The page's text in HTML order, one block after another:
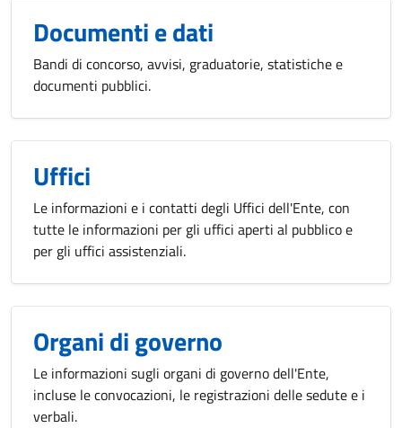
Documenti e dati
Bandi di concorso, avvisi, graduatorie, statistiche e
documenti pubblici.
Uffici
Le informazioni e i contatti degli Uffici dell'Ente, con
tutte le informazioni per gli uffici aperti al pubblico e
per gli uffici assistenziali.
Organi di governo
Le informazioni sugli organi di governo dell'Ente,
incluse le convocazioni, le registrazioni delle sedute e i
verbali.